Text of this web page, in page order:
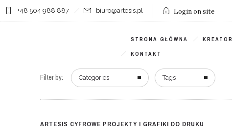
+48 504 988 887 biuro@artesis.pl Login on site
STRONA GŁÓWNA KREATOR
KONTAKT
Filter by: Categories Tags
ARTESIS CYFROWE PROJEKTY I GRAFIKI DO DRUKU